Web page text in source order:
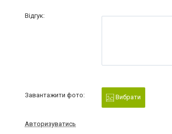
Відгук:
Завантажити фото: Вибрати
Авторизуватись